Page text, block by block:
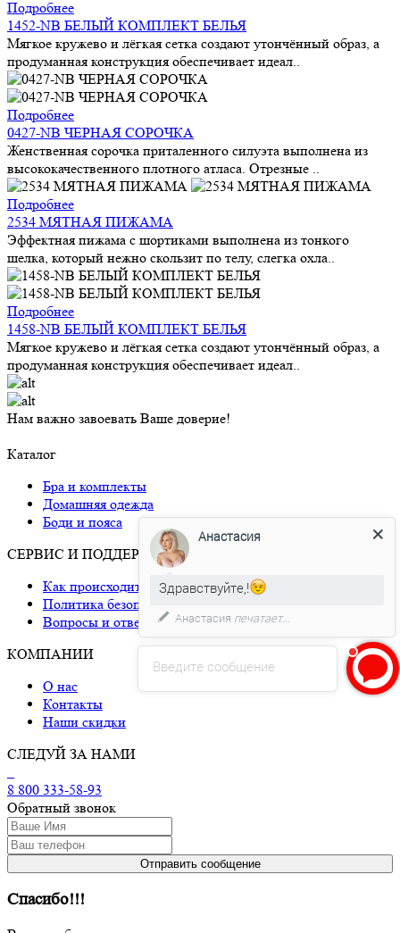
Подробнее
1452-NB БЕЛЫЙ КОМПЛЕКТ БЕЛЬЯ
Мягкое кружево и лёгкая сетка создают утончённый образ, а
продуманная конструкция обеспечивает идеал..
Подробнее
0427-NB ЧЕРНАЯ СОРОЧКА
Женственная сорочка приталенного силуэта выполнена из
высококачественного плотного атласа. Отрезные ..
Подробнее
2534 МЯТНАЯ ПИЖАМА
Эффектная пижама с шортиками выполнена из тонкого
шелка, который нежно скользит по телу, слегка охла..
Подробнее
1458-NB БЕЛЫЙ КОМПЛЕКТ БЕЛЬЯ
Мягкое кружево и лёгкая сетка создают утончённый образ, а
продуманная конструкция обеспечивает идеал..
Нам важно завоевать Ваше доверие!
Каталог
Бра и комплекты
Домашняя одежда
Боди и пояса
СЕРВИС И ПОДДЕРЖКА
Как происходит доставка
Политика безопасности
Вопросы и ответы
КОМПАНИИ
О нас
Контакты
Наши скидки
СЛЕДУЙ ЗА НАМИ
8 800 333-58-93
Обратный звонок
Спасибо!!!
Введите сообщение
Анастасия
Здравствуйте,!
Анастасия печатает...